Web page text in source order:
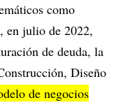
como
en julio de 2022,
de deuda, la
Diseño
de negocios